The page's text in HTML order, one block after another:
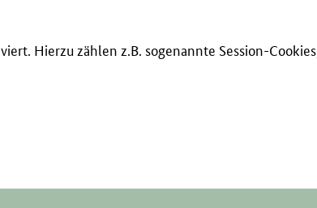
Hierzu zählen z.B. sogenannte Session-